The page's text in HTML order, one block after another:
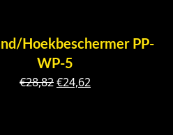
Hoekbeschermer PP-
WP-5
€28,82Oorspronkelijke
€24,62